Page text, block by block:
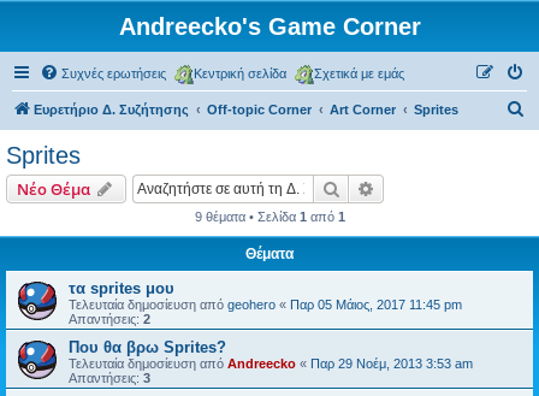
Andreecko's Game Corner
Συχνές ερωτήσεις Κεντρική σελίδα Σχετικά με εμάς
Ευρετήριο Δ. Συζήτησης Off-topic Corner Art Corner Sprites
Sprites
Νέο Θέμα Αναζήτηση
9 θέματα • Σελίδα 1 από 1
Θέματα
τα sprites μου
Τελευταία δημοσίευση από geohero « Παρ 05 Μάιος, 2017 11:45 pm
Απαντήσεις: 2
Που θα βρω Sprites?
Τελευταία δημοσίευση από Andreecko « Παρ 29 Νοέμ, 2013 3:53 am
Απαντήσεις: 3